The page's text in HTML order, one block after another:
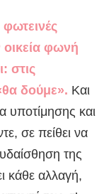
οικεία φωνή
στις
δούμε». Και
υποτίμησης και
σε πείθει να
της
κάθε αλλαγή,